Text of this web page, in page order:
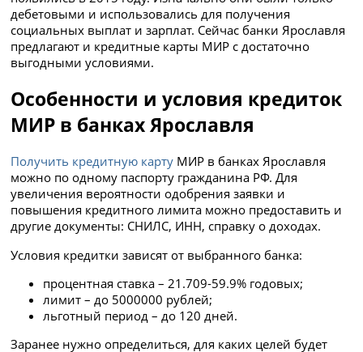
дебетовыми и использовались для получения
социальных выплат и зарплат. Сейчас банки Ярославля
предлагают и кредитные карты МИР с достаточно
выгодными условиями.
Особенности и условия кредиток
МИР в банках Ярославля
Получить кредитную карту МИР в банках Ярославля
можно по одному паспорту гражданина РФ. Для
увеличения вероятности одобрения заявки и
повышения кредитного лимита можно предоставить и
другие документы: СНИЛС, ИНН, справку о доходах.
Условия кредитки зависят от выбранного банка:
процентная ставка – 21.709-59.9% годовых;
лимит – до 5000000 рублей;
льготный период – до 120 дней.
Заранее нужно определиться, для каких целей будет